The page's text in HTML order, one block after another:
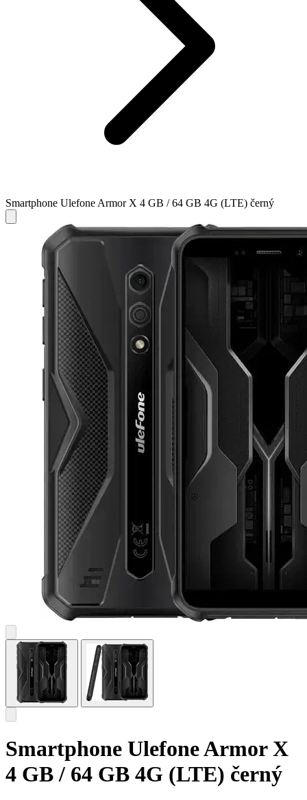
Smartphone Ulefone Armor X 4 GB / 64 GB 4G (LTE) černý
Smartphone Ulefone Armor X
4 GB / 64 GB 4G (LTE) černý